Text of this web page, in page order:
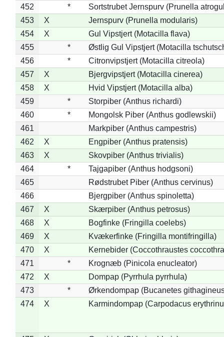
452
*
Sortstrubet Jernspurv (Prunella
453
X
Jernspurv (Prunella modularis)
454
X
Gul Vipstjert (Motacilla flava)
455
*
Østlig Gul Vipstjert (Motacilla
456
*
Citronvipstjert (Motacilla citreola)
457
X
Bjergvipstjert (Motacilla cinerea)
458
X
Hvid Vipstjert (Motacilla alba)
459
*
Storpiber (Anthus richardi)
460
*
Mongolsk Piber (Anthus godlewskii)
461
Markpiber (Anthus campestris)
462
X
Engpiber (Anthus pratensis)
463
X
Skovpiber (Anthus trivialis)
464
*
Tajgapiber (Anthus hodgsoni)
465
Rødstrubet Piber (Anthus cervinus)
466
Bjergpiber (Anthus spinoletta)
467
X
Skærpiber (Anthus petrosus)
468
X
Bogfinke (Fringilla coelebs)
469
X
Kvækerfinke (Fringilla montifringilla)
470
X
Kernebider (Coccothraustes
471
*
Krognæb (Pinicola enucleator)
472
X
Dompap (Pyrrhula pyrrhula)
473
*
Ørkendompap (Bucanetes
474
X Karmindompap (Carpodacus